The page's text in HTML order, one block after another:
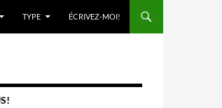
TYPE ÉCRIVEZ-MOI!